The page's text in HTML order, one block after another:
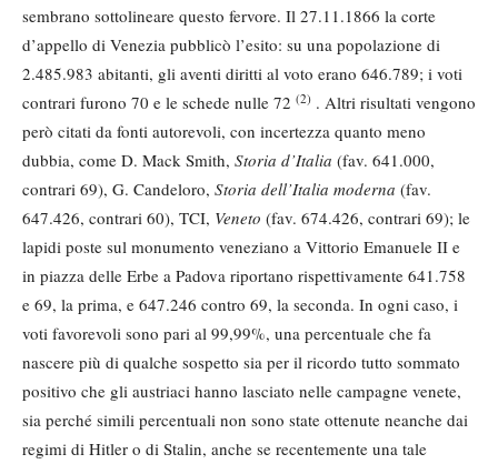
sembrano sottolineare questo fervore. Il 27.11.1866 la corte
d’appello di Venezia pubblicò l’esito: su una popolazione di
2.485.983 abitanti, gli aventi diritti al voto erano 646.789; i voti
contrari furono 70 e le schede nulle 72 (2) . Altri risultati vengono
però citati da fonti autorevoli, con incertezza quanto meno
dubbia, come D. Mack Smith, Storia d’Italia (fav. 641.000,
contrari 69), G. Candeloro, Storia dell’Italia moderna (fav.
647.426, contrari 60), TCI, Veneto (fav. 674.426, contrari 69); le
lapidi poste sul monumento veneziano a Vittorio Emanuele II e
in piazza delle Erbe a Padova riportano rispettivamente 641.758
e 69, la prima, e 647.246 contro 69, la seconda. In ogni caso, i
voti favorevoli sono pari al 99,99%, una percentuale che fa
nascere più di qualche sospetto sia per il ricordo tutto sommato
positivo che gli austriaci hanno lasciato nelle campagne venete,
sia perché simili percentuali non sono state ottenute neanche dai
regimi di Hitler o di Stalin, anche se recentemente una tale